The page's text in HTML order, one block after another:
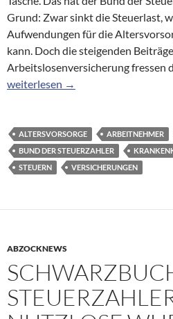
Grund: Zwar sinkt die Steuerlast,
Aufwendungen für die
kann. Doch die steigenden
Arbeitslosenversicherung fressen
Steuerlast: Weniger Netto vom
weiterlesen →
ALTERSVORSORGE ARBEITNEHMER
BUND DER STEUERZAHLER
STEUERN
VERSICHERUNGEN
ABZOCKNEWS